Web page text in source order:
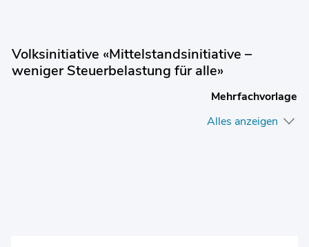
Volksinitiative «Mittelstandsinitiative –
weniger Steuerbelastung für alle»
Mehrfachvorlage
Alles anzeigen